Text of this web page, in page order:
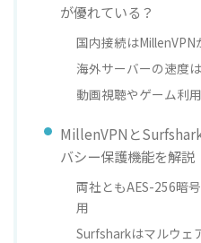
が優れている？
国内接続はMillenVPN
海外サーバーの速度
動画視聴やゲーム利
MillenVPNと
バシー保護機能を解説
両社ともAES-256暗
用
Surfsharkはマルウェ